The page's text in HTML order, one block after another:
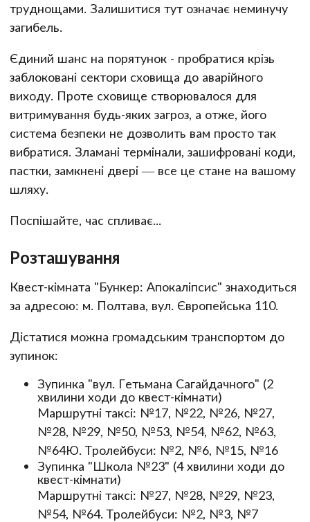
труднощами. Залишитися тут означає неминучу
загибель.
Єдиний шанс на порятунок - пробратися крізь
заблоковані сектори сховища до аварійного
виходу. Проте сховище створювалося для
витримування будь-яких загроз, а отже, його
система безпеки не дозволить вам просто так
вибратися. Зламані термінали, зашифровані коди,
пастки, замкнені двері — все це стане на вашому
шляху.
Поспішайте, час спливає...
Розташування
Квест-кімната "Бункер: Апокаліпсис" знаходиться
за адресою: м. Полтава, вул. Європейська 110.
Дістатися можна громадським транспортом до
зупинок:
Зупинка "вул. Гетьмана Сагайдачного" (2
хвилини ходи до квест-кімнати)
Маршрутні таксі: №17, №22, №26, №27,
№28, №29, №50, №53, №54, №62, №63,
№64Ю. Тролейбуси: №2, №6, №15, №16
Зупинка "Школа №23" (4 хвилини ходи до
квест-кімнати)
Маршрутні таксі: №27, №28, №29, №23,
№54, №64. Тролейбуси: №2, №3, №7